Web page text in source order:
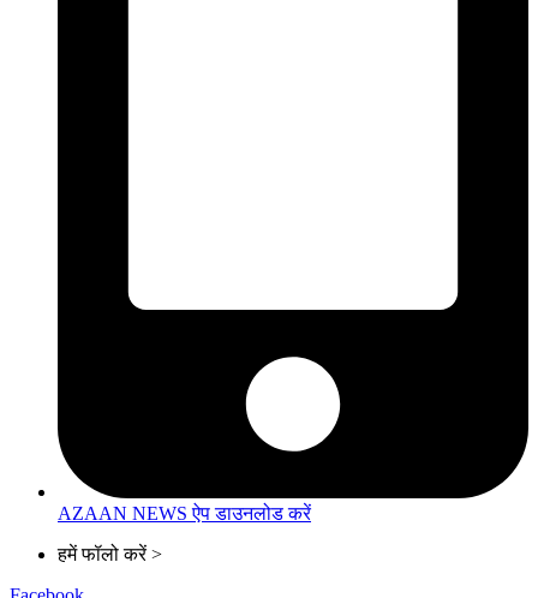
AZAAN NEWS ऐप डाउनलोड करें
हमें फॉलो करें >